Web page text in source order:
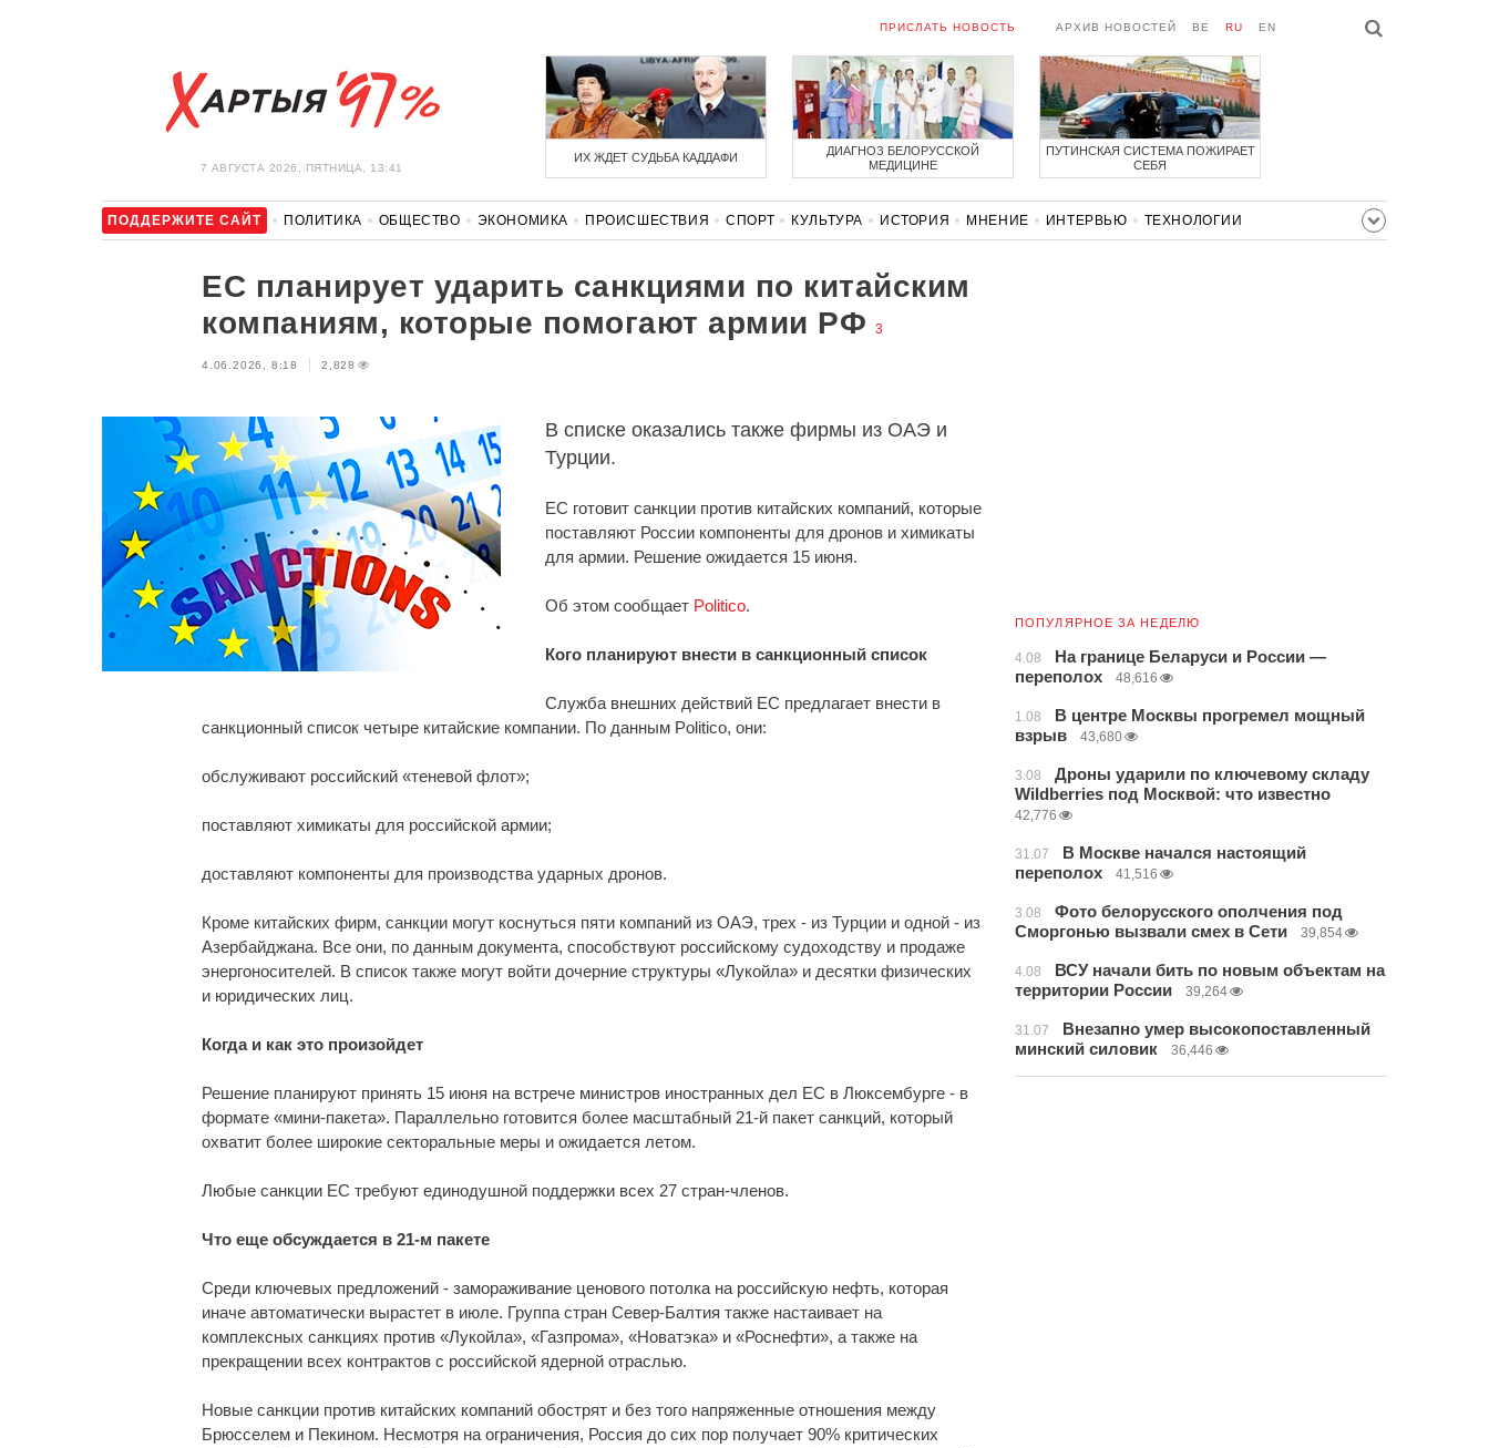
7 АВГУСТА 2026, ПЯТНИЦА, 13:41
ПРИСЛАТЬ НОВОСТЬ АРХИВ НОВОСТЕЙ BE RU EN
ИХ ЖДЕТ СУДЬБА КАДДАФИ
ДИАГНОЗ БЕЛОРУССКОЙ
МЕДИЦИНЕ
ПУТИНСКАЯ СИСТЕМА ПОЖИРАЕТ
СЕБЯ
ПОДДЕРЖИТЕ САЙТ ПОЛИТИКА ОБЩЕСТВО ЭКОНОМИКА ПРОИСШЕСТВИЯ СПОРТ КУЛЬТУРА ИСТОРИЯ МНЕНИЕ ИНТЕРВЬЮ
ТЕХНОЛОГИИ
ЕС планирует ударить санкциями по китайским
компаниям, которые помогают армии РФ
3
4.06.2026, 8:18 2,828
В списке оказались также фирмы из ОАЭ и
Турции.
ЕС готовит санкции против китайских компаний, которые
поставляют России компоненты для дронов и химикаты
для армии. Решение ожидается 15 июня.
Об этом сообщает Politico.
Кого планируют внести в санкционный список
Служба внешних действий ЕС предлагает внести в
санкционный список четыре китайские компании. По данным Politico, они:
обслуживают российский «теневой флот»;
поставляют химикаты для российской армии;
доставляют компоненты для производства ударных дронов.
Кроме китайских фирм, санкции могут коснуться пяти компаний из ОАЭ, трех - из Турции и одной - из
Азербайджана. Все они, по данным документа, способствуют российскому судоходству и продаже
энергоносителей. В список также могут войти дочерние структуры «Лукойла» и десятки физических
и юридических лиц.
Когда и как это произойдет
Решение планируют принять 15 июня на встрече министров иностранных дел ЕС в Люксембурге - в
формате «мини-пакета». Параллельно готовится более масштабный 21-й пакет санкций, который
охватит более широкие секторальные меры и ожидается летом.
Любые санкции ЕС требуют единодушной поддержки всех 27 стран-членов.
Что еще обсуждается в 21-м пакете
Среди ключевых предложений - замораживание ценового потолка на российскую нефть, которая
иначе автоматически вырастет в июле. Группа стран Север-Балтия также настаивает на
комплексных санкциях против «Лукойла», «Газпрома», «Новатэка» и «Роснефти», а также на
прекращении всех контрактов с российской ядерной отраслью.
Новые санкции против китайских компаний обострят и без того напряженные отношения между
Брюсселем и Пекином. Несмотря на ограничения, Россия до сих пор получает 90% критических
ПОПУЛЯРНОЕ ЗА НЕДЕЛЮ
4.08
На границе Беларуси и России —
переполох
48,616
1.08
В центре Москвы прогремел мощный
взрыв
43,680
3.08
Дроны ударили по ключевому складу
Wildberries под Москвой: что известно
42,776
31.07
В Москве начался настоящий
переполох
41,516
3.08
Фото белорусского ополчения под
Сморгонью вызвали смех в Сети
39,854
4.08
ВСУ начали бить по новым объектам на
территории России
39,264
31.07
Внезапно умер высокопоставленный
минский силовик
36,446